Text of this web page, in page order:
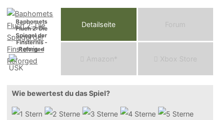
Baphomets
Fluch 2: Die
Spiegel der
Finsternis -
Reforged
Detailseite Forum
Ama o n* Xbox Store
Wie bewertest du das Spiel?